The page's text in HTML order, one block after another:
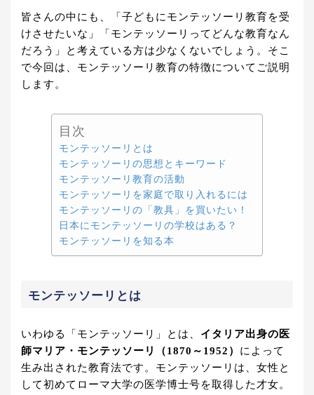
皆さんの中にも、「子どもにモンテッソーリ教育を受
けさせたいな」「モンテッソーリってどんな教育なん
だろう」と考えている方は少なくないでしょう。そこ
で今回は、モンテッソーリ教育の特徴についてご説明
します。
目次
モンテッソーリとは
モンテッソーリの思想とキーワード
モンテッソーリ教育の活動
モンテッソーリを家庭で取り入れるには
モンテッソーリの「教具」を買いたい！
日本にモンテッソーリの学校はある？
モンテッソーリを知る本
モンテッソーリとは
いわゆる「モンテッソーリ」とは、 イタリア出身の医
師マリア・モンテッソーリ（1870～1952） によって
生み出された教育法です。モンテッソーリは、女性と
して初めてローマ大学の医学博士号を取得した才女。